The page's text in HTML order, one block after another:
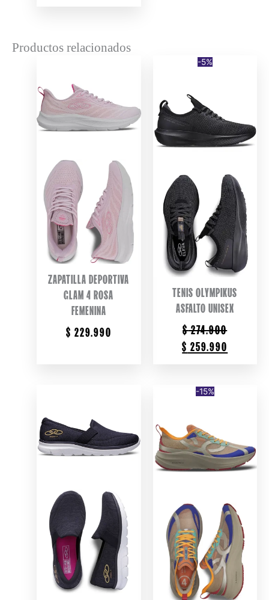
Productos relacionados
ZAPATILLA DEPORTIVA
GLAM 4 ROSA
FEMENINA
$ 229.990
-5%
TENIS OLYMPIKUS
ASFALTO UNISEX
$274.900
ORIGINAL
$ 274.900.
$ 259.990
-15%